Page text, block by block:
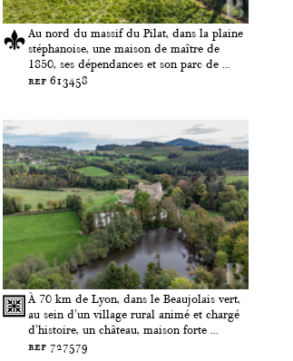
Au nord du massif du Pilat, dans la plaine
stéphanoise, une maison de maître de
1850, ses dépendances et son parc de ...
ref 613458
À 70 km de Lyon, dans le Beaujolais vert,
au sein d'un village rural animé et chargé
d'histoire, un château, maison forte ...
ref 727579